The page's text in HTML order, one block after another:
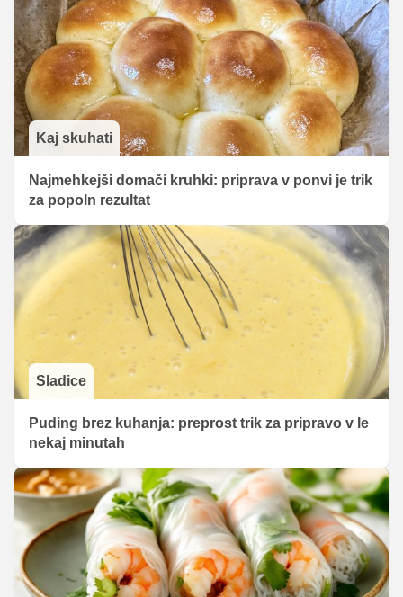
Kaj skuhati
Najmehkejši domači kruhki: priprava v ponvi je trik
za popoln rezultat
Sladice
Puding brez kuhanja: preprost trik za pripravo v le
nekaj minutah